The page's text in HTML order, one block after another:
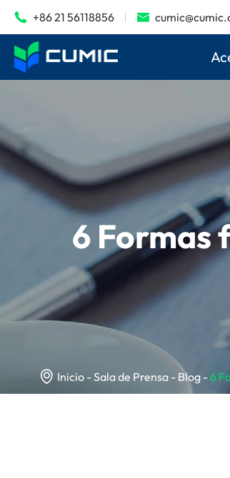
 +86 21 56118856 
6 Formas
 Inicio Sala de Prensa Blog 6